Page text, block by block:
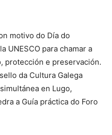
motivo do Día do
UNESCO para chamar a
protección e preservación.
da Cultura Galega
en Lugo,
a Guía práctica do Foro